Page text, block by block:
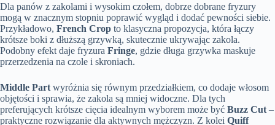
Dla panów z zakolami i wysokim czołem, dobrze dobrane fryzury
mogą w znacznym stopniu poprawić wygląd i dodać pewności siebie.
Przykładowo, French Crop to klasyczna propozycja, która łączy
krótsze boki z dłuższą grzywką, skutecznie ukrywając zakola.
Podobny efekt daje fryzura Fringe, gdzie długa grzywka maskuje
przerzedzenia na czole i skroniach.
Middle Part wyróżnia się równym przedziałkiem, co dodaje włosom
objętości i sprawia, że zakola są mniej widoczne. Dla tych
preferujących krótsze cięcia idealnym wyborem może być Buzz Cut –
praktyczne rozwiązanie dla aktywnych mężczyzn. Z kolei Quiff